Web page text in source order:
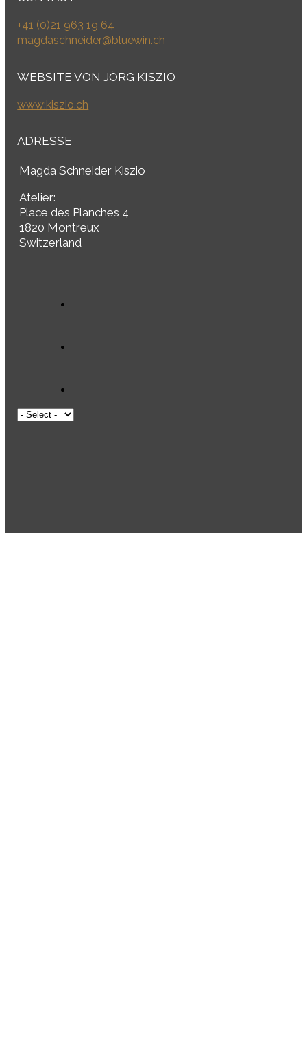
+41 (0)21 963 19 64
magdaschneider@bluewin.ch
WEBSITE VON JÖRG KISZIO
www:kiszio.ch
ADRESSE
Magda Schneider Kiszio
Atelier:
Place des Planches 4
1820 Montreux
Switzerland